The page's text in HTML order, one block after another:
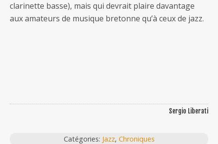
clarinette basse), mais qui devrait plaire davantage
aux amateurs de musique bretonne qu’à ceux de jazz.
Sergio Liberati
Catégories: Jazz, Chroniques